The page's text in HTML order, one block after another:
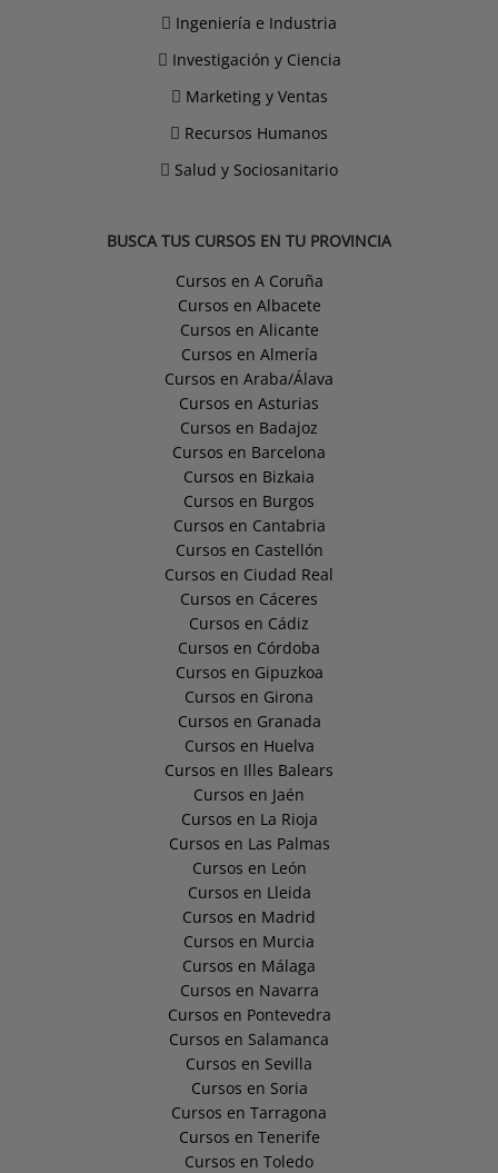
Ingeniería e Industria
Investigación y Ciencia
Marketing y Ventas
Recursos Humanos
Salud y Sociosanitario
BUSCA TUS CURSOS EN TU PROVINCIA
Cursos en A Coruña
Cursos en Albacete
Cursos en Alicante
Cursos en Almería
Cursos en Araba/Álava
Cursos en Asturias
Cursos en Badajoz
Cursos en Barcelona
Cursos en Bizkaia
Cursos en Burgos
Cursos en Cantabria
Cursos en Castellón
Cursos en Ciudad Real
Cursos en Cáceres
Cursos en Cádiz
Cursos en Córdoba
Cursos en Gipuzkoa
Cursos en Girona
Cursos en Granada
Cursos en Huelva
Cursos en Illes Balears
Cursos en Jaén
Cursos en La Rioja
Cursos en Las Palmas
Cursos en León
Cursos en Lleida
Cursos en Madrid
Cursos en Murcia
Cursos en Málaga
Cursos en Navarra
Cursos en Pontevedra
Cursos en Salamanca
Cursos en Sevilla
Cursos en Soria
Cursos en Tarragona
Cursos en Tenerife
Cursos en Toledo